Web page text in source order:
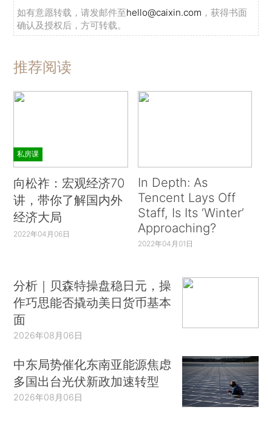
如有意愿转载，请发邮件至hello@caixin.com ，获得书面
确认及授权后，方可转载。
推荐阅读
私房课
向松祚：宏观经济70
讲，带你了解国内外
经济大局
2022年04月06日
In Depth: As
Tencent Lays Off
Staff, Is Its ‘Winter’
Approaching?
2022年04月01日
分析｜贝森特操盘稳日元，操
作巧思能否撬动美日货币基本
面
2026年08月06日
中东局势催化东南亚能源焦虑
多国出台光伏新政加速转型
2026年08月06日